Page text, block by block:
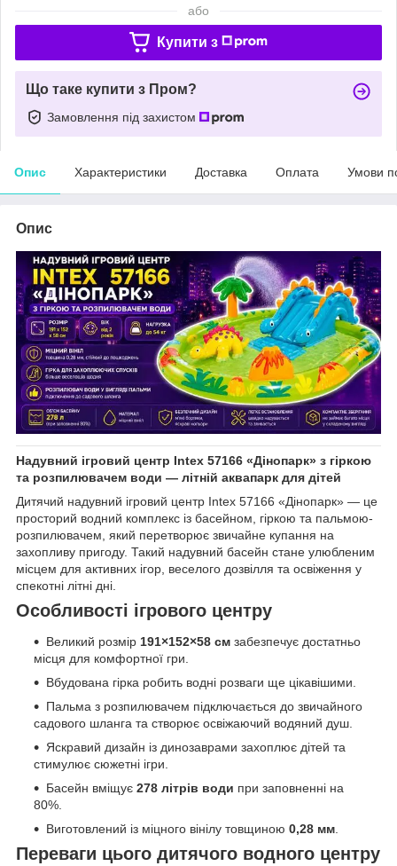
або
Купити з
Що таке купити з Пром?
Замовлення під захистом
Опис Характеристики Доставка Оплата Умови
Опис
Надувний ігровий центр Intex 57166 «Дінопарк» з гіркою
та розпилювачем води — літній аквапарк для дітей
Дитячий надувний ігровий центр Intex 57166 «Дінопарк» — це
просторий водний комплекс із басейном, гіркою та пальмою-
розпилювачем, який перетворює звичайне купання на
захопливу пригоду. Такий надувний басейн стане улюбленим
місцем для активних ігор, веселого дозвілля та освіження у
спекотні літні дні.
Особливості ігрового центру
Великий розмір 191×152×58 см забезпечує достатньо
місця для комфортної гри.
Вбудована гірка робить водні розваги ще цікавішими.
Пальма з розпилювачем підключається до звичайного
садового шланга та створює освіжаючий водяний душ.
Яскравий дизайн із динозаврами захоплює дітей та
стимулює сюжетні ігри.
Басейн вміщує 278 літрів води при заповненні на
80%.
Виготовлений із міцного вінілу товщиною 0,28 мм.
Переваги цього дитячого водного центру